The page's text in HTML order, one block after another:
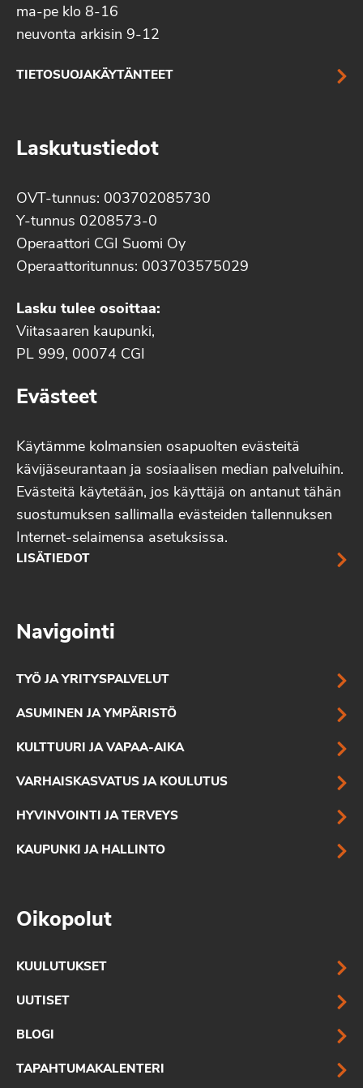
ma-pe klo 8-16
neuvonta arkisin 9-12
TIETOSUOJAKÄYTÄNTEET
Laskutustiedot
OVT-tunnus: 003702085730
Y-tunnus 0208573-0
Operaattori CGI Suomi Oy
Operaattoritunnus: 003703575029
Lasku tulee osoittaa:
Viitasaaren kaupunki,
PL 999, 00074 CGI
Evästeet
Käytämme kolmansien osapuolten evästeitä
kävijäseurantaan ja sosiaalisen median palveluihin.
Evästeitä käytetään, jos käyttäjä on antanut tähän
suostumuksen sallimalla evästeiden tallennuksen
Internet-selaimensa asetuksissa.
LISÄTIEDOT
Navigointi
TYÖ JA YRITYSPALVELUT
ASUMINEN JA YMPÄRISTÖ
KULTTUURI JA VAPAA-AIKA
VARHAISKASVATUS JA KOULUTUS
HYVINVOINTI JA TERVEYS
KAUPUNKI JA HALLINTO
Oikopolut
KUULUTUKSET
UUTISET
BLOGI
TAPAHTUMAKALENTERI